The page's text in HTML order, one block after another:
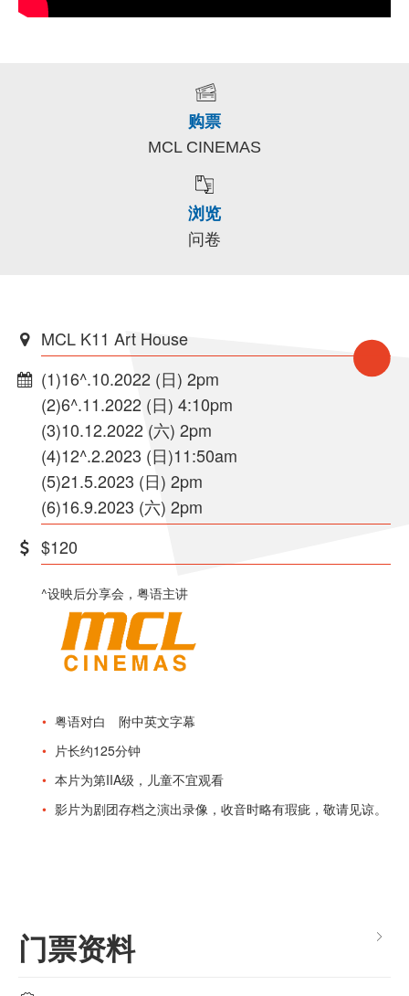
购票
MCL CINEMAS
浏览
问卷
MCL K11 Art House
(1)16^.10.2022 (日) 2pm
(2)6^.11.2022 (日) 4:10pm
(3)10.12.2022 (六) 2pm
(4)12^.2.2023 (日)11:50am
(5)21.5.2023 (日) 2pm
(6)16.9.2023 (六) 2pm
$120
^设映后分享会，粤语主讲
粤语对白 附中英文字幕
片长约125分钟
本片为第IIA级，儿童不宜观看
影片为剧团存档之演出录像，收音时略有瑕疵，敬请见谅。
门票资料